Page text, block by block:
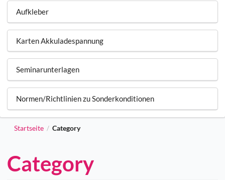
Aufkleber
Karten Akkuladespannung
Seminarunterlagen
Normen/Richtlinien zu Sonderkonditionen
Startseite / Category
Category